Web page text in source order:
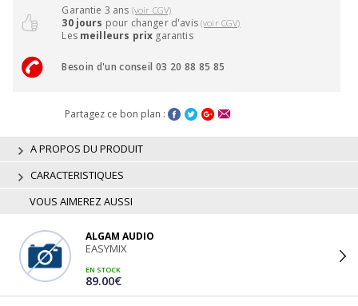
Garantie 3 ans (voir CGV)
30 jours pour changer d'avis(voir CGV)
Les meilleurs prix garantis
Besoin d'un conseil 03 20 88 85 85
Partagez ce bon plan :
A PROPOS DU PRODUIT
CARACTERISTIQUES
VOUS AIMEREZ AUSSI
ALGAM AUDIO
EASYMIX
EN STOCK
89.00€